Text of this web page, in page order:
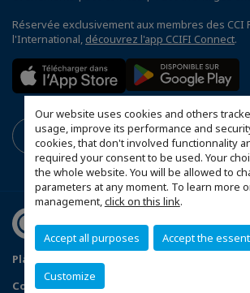
Our website uses cookies and others
usage, improve its performance and
cookies, that don't involved functionnality
required your consent to be used. Your
the whole website. You will be allowed to
parameters at any moment. To learn more
management,click on this link.
Accept all purposes Accept the
Customize
Réservée exclusivement aux membres des CCI
l'International, découvrez l'app CCIFI Connect.
Plan du site
Configurer vos préférences cookies